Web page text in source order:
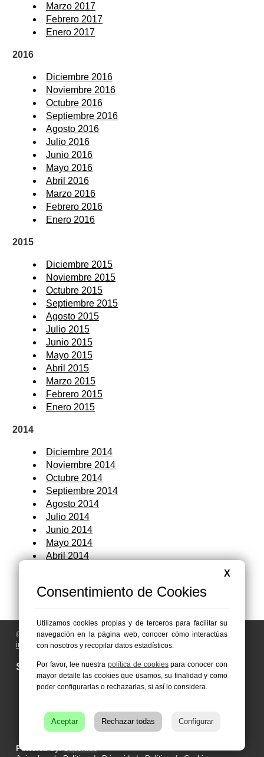
Marzo 2017
Febrero 2017
Enero 2017
2016
Diciembre 2016
Noviembre 2016
Octubre 2016
Septiembre 2016
Agosto 2016
Julio 2016
Junio 2016
Mayo 2016
Abril 2016
Marzo 2016
Febrero 2016
Enero 2016
2015
Diciembre 2015
Noviembre 2015
Octubre 2015
Septiembre 2015
Agosto 2015
Julio 2015
Junio 2015
Mayo 2015
Abril 2015
Marzo 2015
Febrero 2015
Enero 2015
2014
Diciembre 2014
Noviembre 2014
Octubre 2014
Septiembre 2014
Agosto 2014
Julio 2014
Junio 2014
Mayo 2014
Abril 2014
Enero 2014
© 2006 - 2026 Portal de Abanilla Noticias
info@portaldeabanilla.es
Síguenos en:
Powered by:Superweb
X
Consentimiento de Cookies
Utilizamos cookies propias y de terceros para facilitar su
navegación en la página web, conocer cómo interactúas
con nosotros y recopilar datos estadísticos.
Por favor, lee nuestrapolítica de cookiespara conocer con
mayor detalle las cookies que usamos, su finalidad y como
poder configurarlas o rechazarlas, si así lo considera.
Aceptar Rechazar todas Configurar